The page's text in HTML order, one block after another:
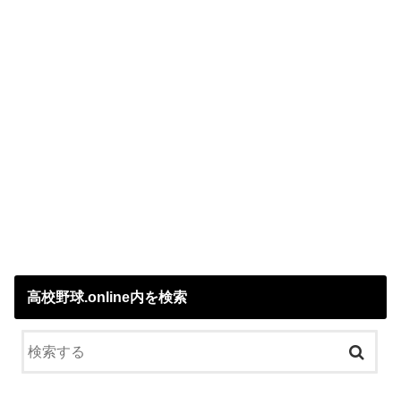
高校野球.online内を検索